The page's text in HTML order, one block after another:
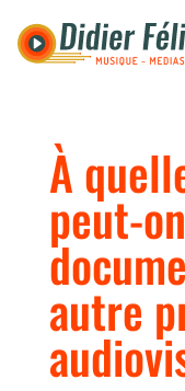
À
peut-
autre